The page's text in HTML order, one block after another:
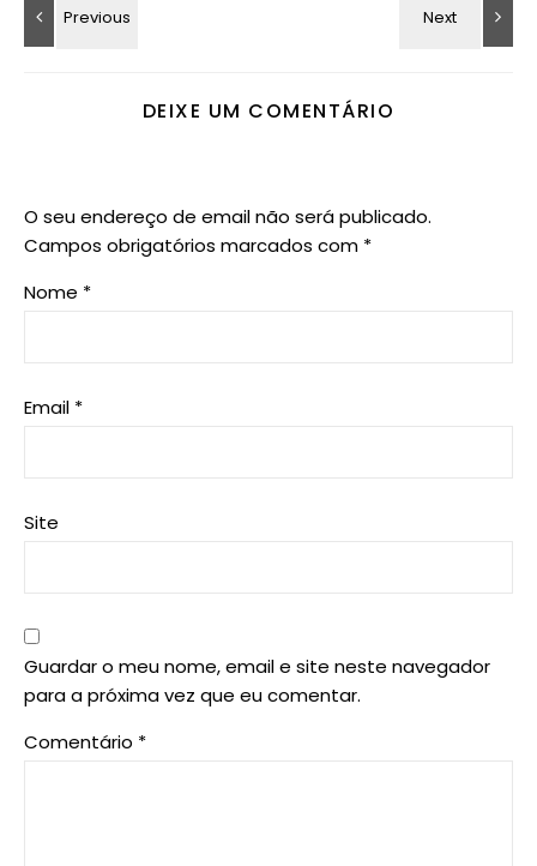
DEIXE UM COMENTÁRIO
O seu endereço de email não será publicado.
Campos obrigatórios marcados com *
Nome *
Email *
Site
Guardar o meu nome, email e site neste navegador
para a próxima vez que eu comentar.
Comentário *